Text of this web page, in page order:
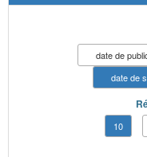
date de
date de
10